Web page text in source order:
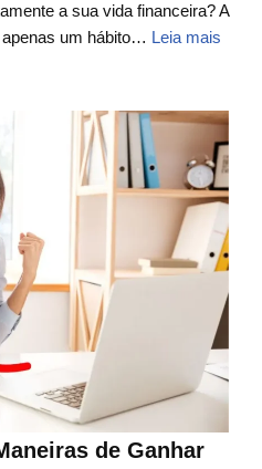
a sua vida financeira? A
um hábito… Leia mais
de Ganhar